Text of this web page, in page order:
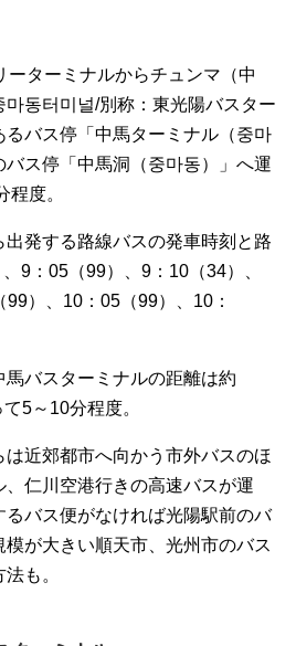
ーターミナルからチュンマ（中
동터미널/別称：東光陽バスター
るバス停「中馬ターミナル（중마
ス停「中馬洞（중마동）」へ運
度。
発する路線バスの発車時刻と路
9：05（99）、9：10（34）、
）、10：05（99）、10：
バスターミナルの距離は約
5～10分程度。
近郊都市へ向かう市外バスのほ
仁川空港行きの高速バスが運
バス便がなければ光陽駅前のバ
が大きい順天市、光州市のバス
も。